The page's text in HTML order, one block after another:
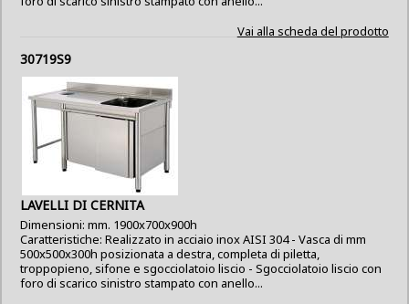
Vai alla scheda del prodotto
30719S9
LAVELLI DI CERNITA
Dimensioni: mm. 1900x700x900h
Caratteristiche: Realizzato in acciaio inox AISI 304 - Vasca di mm
500x500x300h posizionata a destra, completa di piletta,
troppopieno, sifone e sgocciolatoio liscio - Sgocciolatoio liscio con
foro di scarico sinistro stampato con anello...